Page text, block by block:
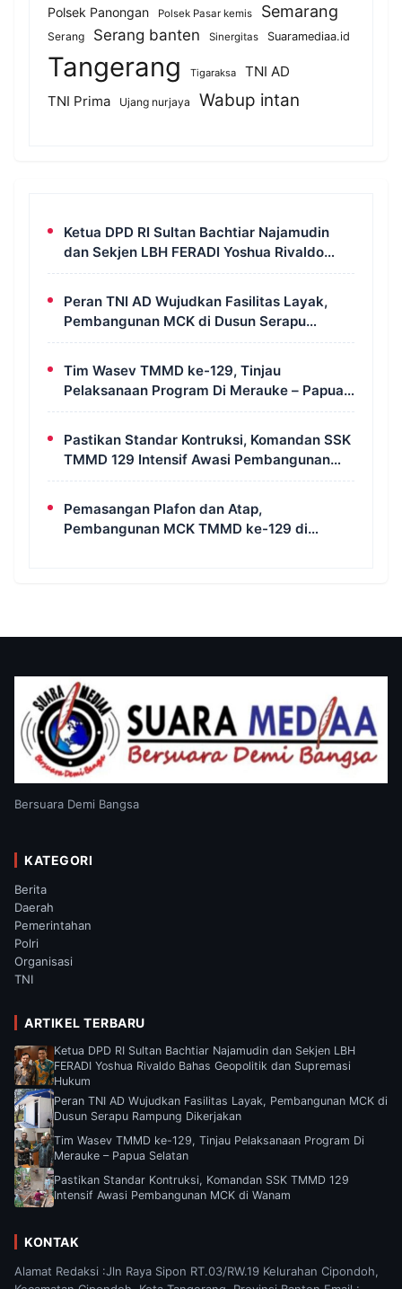
Polsek Panongan Polsek Pasar kemis Semarang
Serang Serang banten Sinergitas Suaramediaa.id
Tangerang Tigaraksa
TNI AD
TNI Prima
Ujang nurjaya Wabup intan
Ketua DPD RI Sultan Bachtiar Najamudin
dan Sekjen LBH FERADI Yoshua Rivaldo
Bahas Geopolitik dan Supremasi Hukum
Peran TNI AD Wujudkan Fasilitas Layak,
Pembangunan MCK di Dusun Serapu
Rampung Dikerjakan
Tim Wasev TMMD ke-129, Tinjau
Pelaksanaan Program Di Merauke – Papua
Selatan
Pastikan Standar Kontruksi, Komandan SSK
TMMD 129 Intensif Awasi Pembangunan
MCK di Wanam
Pemasangan Plafon dan Atap,
Pembangunan MCK TMMD ke-129 di
Bersuara Demi Bangsa
KATEGORI
Berita
Daerah
Pemerintahan
Polri
Organisasi
TNI
ARTIKEL TERBARU
Ketua DPD RI Sultan Bachtiar Najamudin dan Sekjen LBH
FERADI Yoshua Rivaldo Bahas Geopolitik dan Supremasi
Hukum
Peran TNI AD Wujudkan Fasilitas Layak, Pembangunan MCK di
Dusun Serapu Rampung Dikerjakan
Tim Wasev TMMD ke-129, Tinjau Pelaksanaan Program Di
Merauke – Papua Selatan
Pastikan Standar Kontruksi, Komandan SSK TMMD 129
Intensif Awasi Pembangunan MCK di Wanam
KONTAK
Alamat Redaksi :Jln Raya Sipon RT.03/RW.19 Kelurahan Cipondoh,